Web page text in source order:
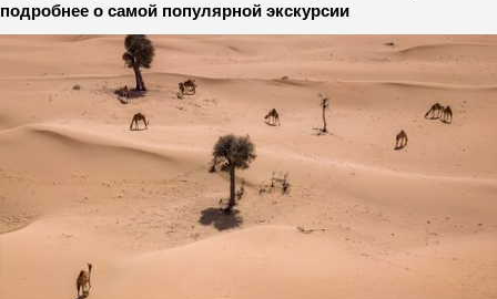
подробнее о самой популярной экскурсии